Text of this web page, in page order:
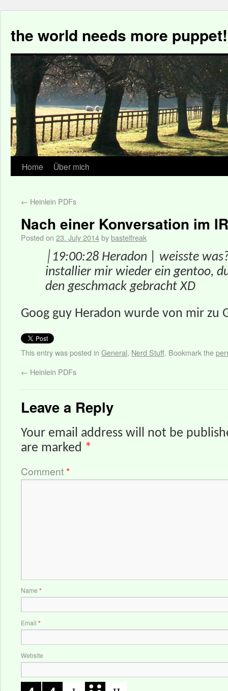
the world needs more puppet!
Home Über mich
← Heinlein PDFs
Nach einer Konversation im
Posted on 23. July 2014bybastelfreak
│19:00:28 Heradon | weisste
installier mir wieder ein gentoo,
den geschmack gebracht XD
Goog guy Heradon wurde von mir zu
This entry was posted in General, Nerd Stuff. Bookmark the
← Heinlein PDFs
Leave a Reply
Your email address will not be
are marked *
Comment*
Name *
Email *
Website